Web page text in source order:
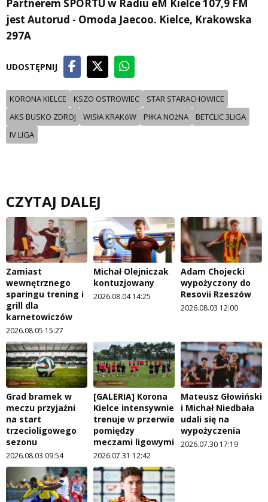
Partnerem SPORTU w Radiu eM Kielce 107,9 FM
jest Autorud - Omoda Jaecoo. Kielce, Krakowska
297A
UDOSTĘPNIJ
KORONA KIELCE KSZO OSTROWIEC
STAR STARACHOWICE
AKS BUSKO ZDROJ
WISłA KRAKóW PIłKA NOżNA
BETCLIC 3LIGA
IV LIGA
CZYTAJ DALEJ
Zamiast
wewnętrznego
sparingu trening i
grill dla
karnetowiczów
2026.08.05 15:27
Michał Olejniczak
kontuzjowany
2026.08.04 14:25
Adam Chojecki
wypożyczony do
Resovii Rzeszów
2026.08.03 12:00
Grad bramek w
meczu przyjaźni
na start
trzecioligowego
sezonu
2026.08.03 09:54
[GALERIA] Korona
Kielce intensywnie
trenuje w przerwie
pomiędzy
meczami ligowymi
2026.07.31 12:42
Mateusz Głowiński
i Michał Niedbała
udali się na
wypożyczenia
2026.07.30 17:19